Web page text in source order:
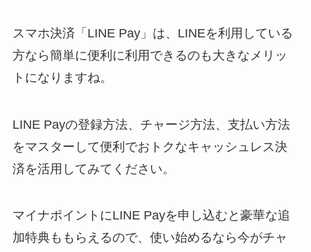
スマホ決済「LINE Pay」は、LINEを利用している
方なら簡単に便利に利用できるのも大きなメリッ
トになりますね。
LINE Payの登録方法、チャージ方法、支払い方法
をマスターして便利でおトクなキャッシュレス決
済を活用してみてください。
マイナポイントにLINE Payを申し込むと豪華な追
加特典ももらえるので、使い始めるなら今がチャ